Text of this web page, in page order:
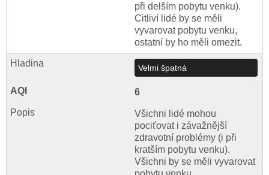
při delším pobytu venku).
Citliví lidé by se měli
vyvarovat pobytu venku,
ostatní by ho měli omezit.
Velmi špatná
6
Všichni lidé mohou
pociťovat i závažnější
zdravotní problémy (i při
kratším pobytu venku).
Všichni by se měli vyvarovat